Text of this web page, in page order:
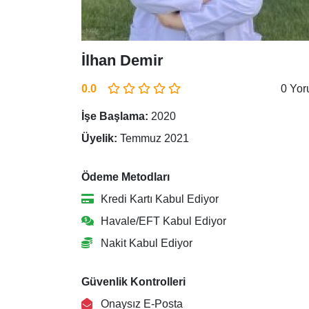
İlhan Demir
0.0 0
İşe Başlama: 2020
Üyelik: Temmuz 2021
Ödeme Metodları
Kredi Kartı Kabul Ediyor
Havale/EFT Kabul Ediyor
Nakit Kabul Ediyor
Güvenlik Kontrolleri
Onaysız E-Posta